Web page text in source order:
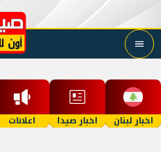
اخبار لبنان اخبار صيدا اعلانات